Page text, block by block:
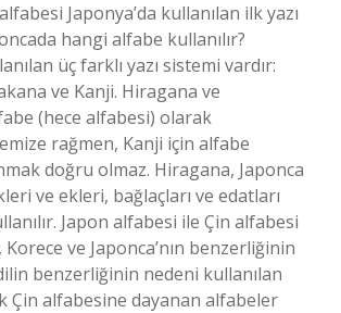
Japonya’da kullanılan ilk yazı
hangi alfabe kullanılır?
üç farklı yazı sistemi vardır:
ve Kanji. Hiragana ve
(hece alfabesi) olarak
rağmen, Kanji için alfabe
doğru olmaz. Hiragana, Japonca
ve ekleri, bağlaçları ve edatları
Japon alfabesi ile Çin alfabesi
Korece ve Japonca’nın benzerliğinin
benzerliğinin nedeni kullanılan
Çin alfabesine dayanan alfabeler